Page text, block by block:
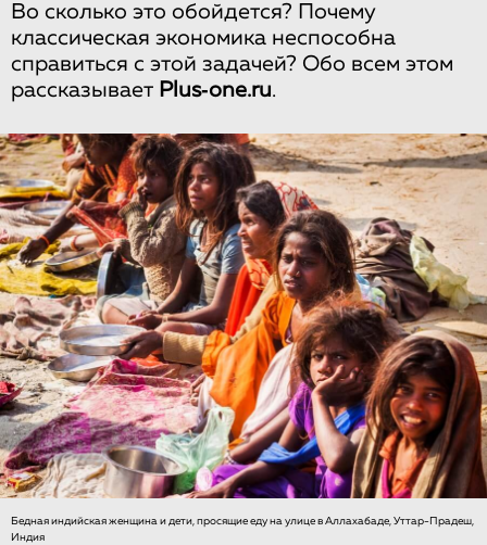
Во сколько это обойдется? Почему
классическая экономика неспособна
справиться с этой задачей? Обо всем этом
рассказывает Plus‑one.ru.
Бедная индийская женщина и дети, просящие еду на улице в Аллахабаде, Уттар-Прадеш,
Индия